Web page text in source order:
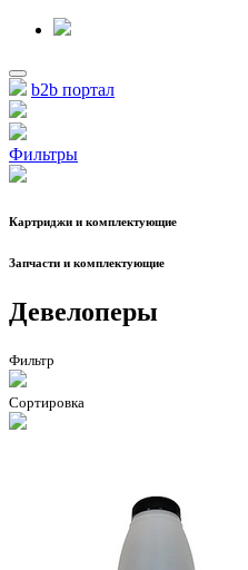
b2b портал
Фильтры
Картриджи и комплектующие
Запчасти и комплектующие
Девелоперы
Фильтр
Сортировка